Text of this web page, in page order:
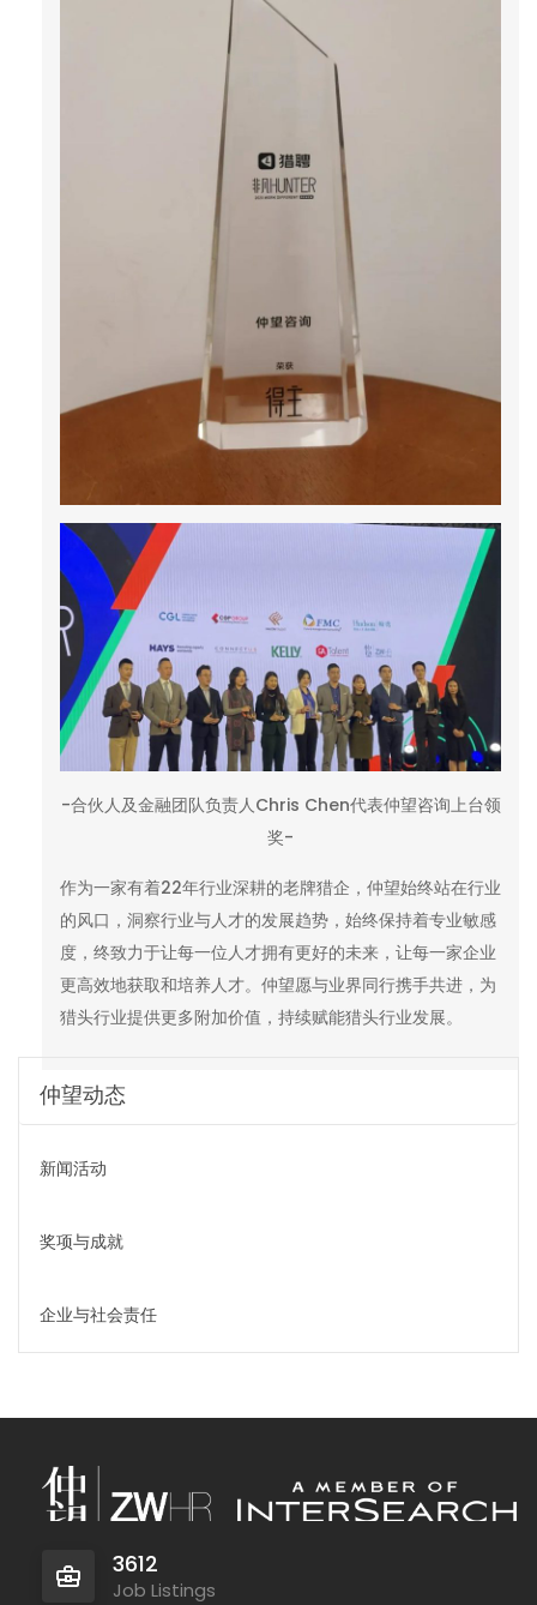
-合伙人及金融团队负责人Chris Chen代表仲望咨询上台领
奖-
作为一家有着22年行业深耕的老牌猎企，仲望始终站在行业
的风口，洞察行业与人才的发展趋势，始终保持着专业敏感
度，终致力于让每一位人才拥有更好的未来，让每一家企业
更高效地获取和培养人才。仲望愿与业界同行携手共进，为
猎头行业提供更多附加价值，持续赋能猎头行业发展。
仲望动态
新闻活动
奖项与成就
企业与社会责任
3612
Job Listings